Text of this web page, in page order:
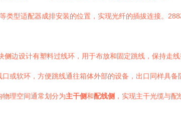
类型适配器成排安装的位置，实现光纤的插拔连接。
侧边设计有塑料过线环，用于布放和固定跳线，保持走线
口或软环，方便跳线通往箱体外部的设备，出口同样具备
物理空间通常划分为主干侧和配线侧 ，实现主干光缆与